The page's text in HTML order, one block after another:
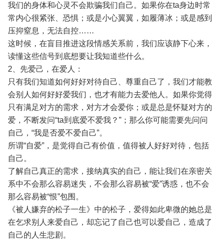
我们的身体和心灵不会欺骗我们自己。如果你在ta身边时常
常内心很紧张、恐惧；或是小心翼翼，如履薄冰；或是感到
压抑窒息，无法自控……
这时候，在盲目推进这段情感关系前，我们应该静下心来，
读懂这些信号到底想要让我知道些什么。
2、先爱己，在爱人：
只有我们知道如何好好对待自己、尊重自己了，我们才能教
会别人如何好好爱我们，也才有能力去爱他人。如果你觉得
只有满足对方的需求，对方才会爱你；或是总是怀疑对方的
爱，不断发问“ta到底爱不爱我？”；那么你可能需要先问问
自己，“我是否爱不爱自己”。
所谓“自爱”，是觉得自己有价值，值得被人好好对待，包括
自己。
了解自己真正的需求，接纳真实的自己，能让我们在亲密关
系中不会那么容易迷失，不会那么容易被“爱”诱惑，也不会
那么容易被“恨”包围。
《被人嫌弃的松子一生》中的松子，爱得如此卑微的她总是
在乞求别人来爱自己，却忘记了自己也可以爱自己，造成了
自己的人生悲剧。